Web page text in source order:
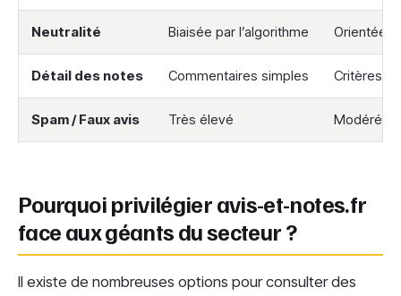
Neutralité Biaisée par l’algorithme Orientée
Détail des notes Commentaires simples Critères
Spam / Faux avis Très élevé Modéré
Pourquoi privilégier avis-et-notes.fr
face aux géants du secteur ?
Il existe de nombreuses options pour consulter des